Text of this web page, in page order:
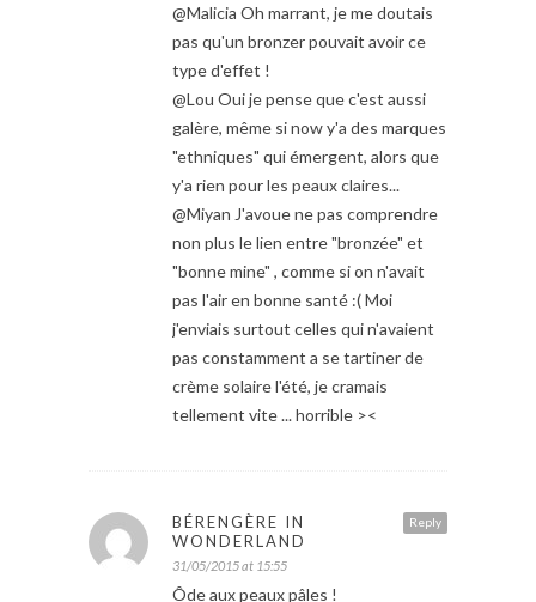
@Malicia Oh marrant, je me doutais
pas qu'un bronzer pouvait avoir ce
type d'effet !
@Lou Oui je pense que c'est aussi
galère, même si now y'a des marques
"ethniques" qui émergent, alors que
y'a rien pour les peaux claires...
@Miyan J'avoue ne pas comprendre
non plus le lien entre "bronzée" et
"bonne mine" , comme si on n'avait
pas l'air en bonne santé :( Moi
j'enviais surtout celles qui n'avaient
pas constamment a se tartiner de
crème solaire l'été, je cramais
tellement vite ... horrible ><
Reply
BÉRENGÈRE IN
WONDERLAND
31/05/2015 at 15:55
Ôde aux peaux pâles !